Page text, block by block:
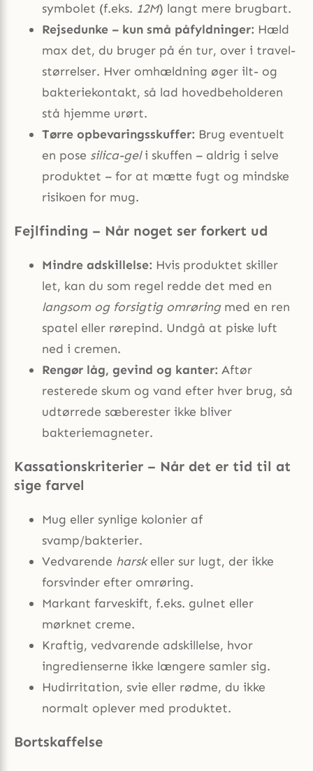
symbolet (f.eks. 12M) langt mere brugbart.
Rejsedunke – kun små påfyldninger: Hæld
max det, du bruger på én tur, over i travel-
størrelser. Hver omhældning øger ilt- og
bakteriekontakt, så lad hovedbeholderen
stå hjemme urørt.
Tørre opbevaringsskuffer: Brug eventuelt
en pose silica-geli skuffen – aldrig i selve
produktet – for at mætte fugt og mindske
risikoen for mug.
Fejlfinding – Når noget ser forkert ud
Mindre adskillelse: Hvis produktet skiller
let, kan du som regel redde det med en
langsom og forsigtig omrøringmed en ren
spatel eller rørepind. Undgå at piske luft
ned i cremen.
Rengør låg, gevind og kanter: Aftør
resterede skum og vand efter hver brug, så
udtørrede sæberester ikke bliver
bakteriemagneter.
Kassationskriterier – Når det er tid til at
sige farvel
Mug eller synlige kolonier af
svamp/bakterier.
Vedvarende harskeller sur lugt, der ikke
forsvinder efter omrøring.
Markant farveskift, f.eks. gulnet eller
mørknet creme.
Kraftig, vedvarende adskillelse, hvor
ingredienserne ikke længere samler sig.
Hudirritation, svie eller rødme, du ikke
normalt oplever med produktet.
Bortskaffelse